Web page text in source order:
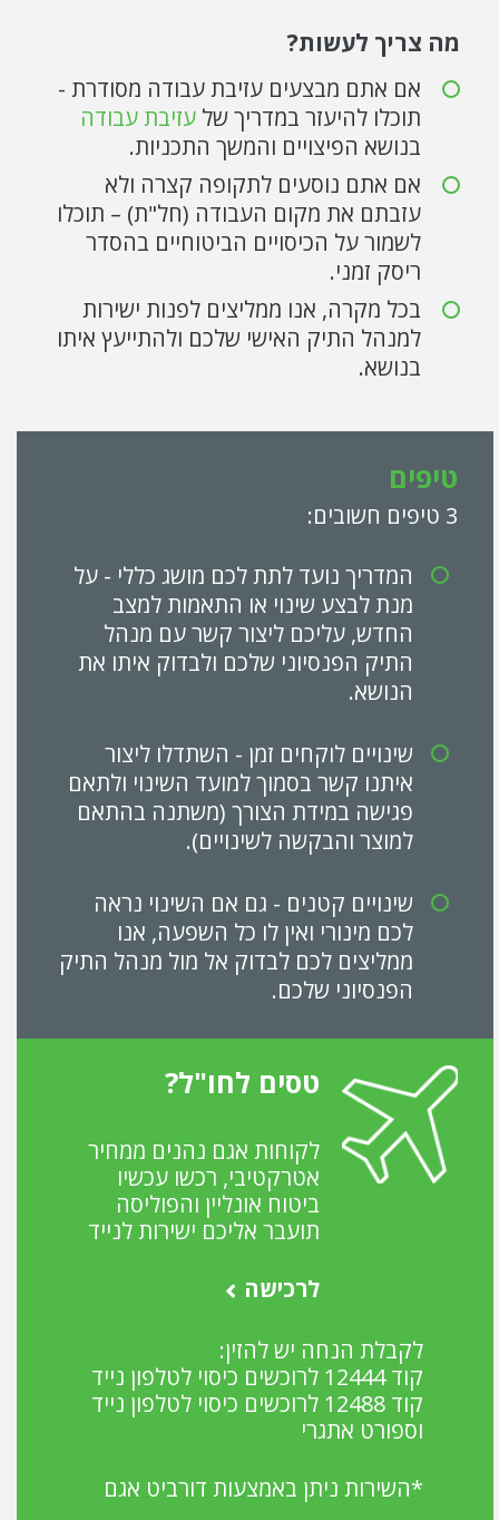
מה צריך לעשות?
אם אתם מבצעים עזיבת עבודה מסודרת -
תוכלו להיעזר במדריך של עזיבת עבודה
בנושא הפיצויים והמשך התכניות.
אם אתם נוסעים לתקופה קצרה ולא
עזבתם את מקום העבודה (חל"ת) – תוכלו
לשמור על הכיסויים הביטוחיים בהסדר
ריסק זמני.
בכל מקרה, אנו ממליצים לפנות ישירות
למנהל התיק האישי שלכם ולהתייעץ איתו
בנושא.
טיפים
3 טיפים חשובים:
המדריך נועד לתת לכם מושג כללי - על
מנת לבצע שינוי או התאמות למצב
החדש, עליכם ליצור קשר עם מנהל
התיק הפנסיוני שלכם ולבדוק איתו את
הנושא.
שינויים לוקחים זמן - השתדלו ליצור
איתנו קשר בסמוך למועד השינוי ולתאם
פגישה במידת הצורך (משתנה בהתאם
למוצר והבקשה לשינויים).
שינויים קטנים - גם אם השינוי נראה
לכם מינורי ואין לו כל השפעה, אנו
ממליצים לכם לבדוק אל מול מנהל התיק
הפנסיוני שלכם.
טסים לחו"ל?
לקוחות אגם נהנים ממחיר
אטרקטיבי, רכשו עכשיו
ביטוח אונליין והפוליסה
תועבר אליכם ישירות לנייד
לרכישה
לקבלת הנחה יש להזין:
קוד 12444 לרוכשים כיסוי לטלפון נייד
קוד 12488 לרוכשים כיסוי לטלפון נייד
וספורט אתגרי
*השירות ניתן באמצעות דורביט אגם